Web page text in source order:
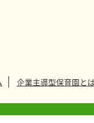
企業主導型保育園と